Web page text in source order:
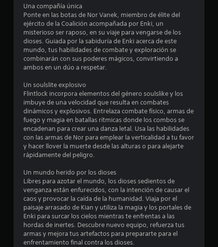
r
e
l
s
d
e
c
n
c
o
Una compañía única
Ponte en las botas de Nor Vanek, miembro de élite del
ejército de la Coalición acompañada por Enki, un
misterioso ser raposo, en su viaje para vengarse de los
dioses. Guiada por la sabiduría de Enki acerca de este
mundo, tus habilidades de combate y exploración se
combinarán con sus poderes mágicos, convirtiendo a
ambos en un dúo a respetar.
Un soulslite explosivo
Flintlock incorpora elementos del género soulslike y los
imbuye de una velocidad que resulta en combates
dinámicos y explosivos. Entrelaza combate físico, armas de
fuego y magia en batallas rítmicas donde los combos se
encadenan para crear una danza letal. Usa las habilidades
con las armas de Nor para emplear la verticalidad a tu favor
y hacer llover la muerte desde las alturas o para alejarte
rápidamente del peligro.
Un mundo herido por los dioses
Libres para azotar el mundo, los dioses sedientos de
venganza están enfurecidos, con la intención de causar el
caos y provocar la caída de la humanidad. Viaja por el
paisaje arrasado de Kian y utiliza la magia y los portales de
Enki para surcar los cielos mientras te enfrentas a las
hordas de inertes. Descubre nuevo equipo, refuerza tus
armas y mejora tus artefactos para prepararte para el
enfrentamiento final contra los dioses.